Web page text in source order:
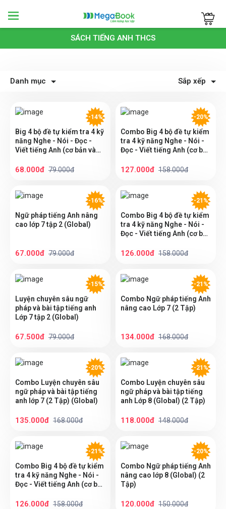
Megabook
SÁCH TIẾNG ANH THCS
Danh mục Sắp xếp
-14%
Big 4 bộ đề tự kiểm tra 4 kỹ
năng Nghe - Nói - Đọc -
Viết tiếng Anh (cơ bản và
(Global)
68.000đ 79.000đ
-20%
Combo Big 4 bộ đề tự kiểm
tra 4 kỹ năng Nghe - Nói -
Đọc - Viết tiếng Anh (cơ bản
127.000đ 158.000đ
-16%
Ngữ pháp tiếng Anh nâng
cao lớp 7 tập 2 (Global)
67.000đ 79.000đ
-21%
Combo Big 4 bộ đề tự kiểm
tra 4 kỹ năng Nghe - Nói -
Đọc - Viết tiếng Anh (cơ bản
(Global)
126.000đ 158.000đ
-15%
Luyện chuyên sâu ngữ
pháp và bài tập tiếng anh
Lớp 7 tập 2 (Global)
67.500đ 79.000đ
-21%
Combo Ngữ pháp tiếng Anh
nâng cao Lớp 7 (2 Tập)
134.000đ 168.000đ
-20%
Combo Luyện chuyên sâu
ngữ pháp và bài tập tiếng
anh lớp 7 (2 Tập) (Global)
135.000đ 168.000đ
-21%
Combo Luyện chuyên sâu
ngữ pháp và bài tập tiếng
anh Lớp 8 (Global) (2 Tập)
118.000đ 148.000đ
-21%
Combo Big 4 bộ đề tự kiểm
tra 4 kỹ năng Nghe - Nói -
Đọc - Viết tiếng Anh (cơ bản
(2 Tập)
126.000đ 158.000đ
-20%
Combo Ngữ pháp tiếng Anh
nâng cao lớp 8 (Global) (2
Tập)
120.000đ 150.000đ